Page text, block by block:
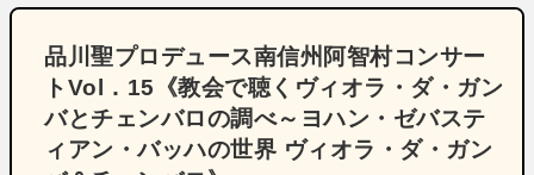
品川聖プロデュース南信州阿智村コンサー
トVol．15《教会で聴くヴィオラ・ダ・ガン
バとチェンバロの調べ～ヨハン・ゼバステ
ィアン・バッハの世界 ヴィオラ・ダ・ガン